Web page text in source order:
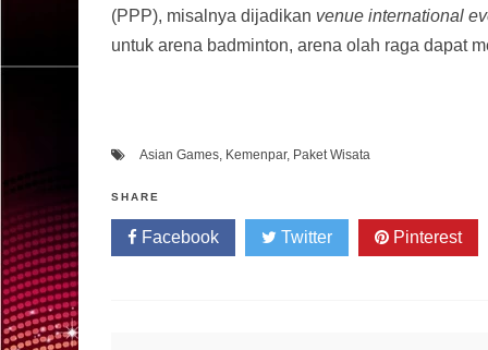
(PPP), misalnya dijadikan venue international
untuk arena badminton, arena olah raga dapat
Asian Games, Kemenpar, Paket Wisata
SHARE
Facebook Twitter Pinterest